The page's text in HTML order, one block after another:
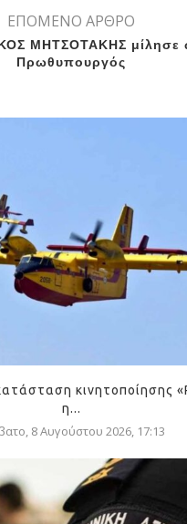
ΕΠΟΜΕΝΟ ΑΡΘΡΟ
ΜΗΤΣΟΤΑΚΗΣ μίλησε
Πρωθυπουργός
κινητοποίησης
η...
8 Αυγούστου 2026, 17:13